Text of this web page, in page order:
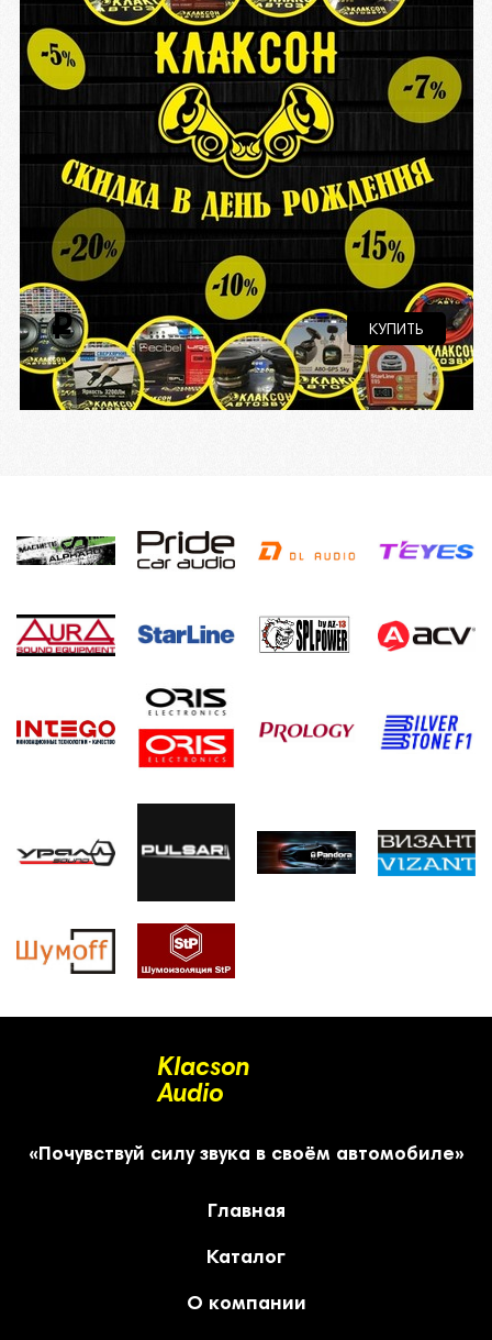
i КУПИТЬ
Klacson
Audio
«Почувствуй силу звука в своём автомобиле»
Главная
Каталог
О компании